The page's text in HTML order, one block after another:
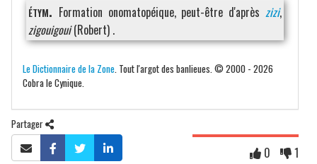
étym. Formation onomatopéique, peut-être d'aprèszizi,
zigouigoui(Robert) .
Le Dictionnaire de la Zone . Tout l'argot des banlieues. © 2000 - 2026
Cobra le Cynique.
Partager
0 1